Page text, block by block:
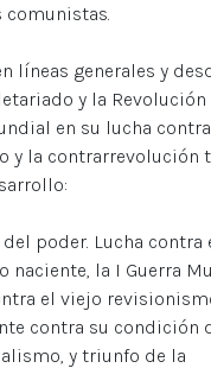
líneas generales y
y la Revolución
en su lucha
y la contrarrevolución
del poder. Lucha contra
naciente, la I Guerra
el viejo
contra su condición
y triunfo de la